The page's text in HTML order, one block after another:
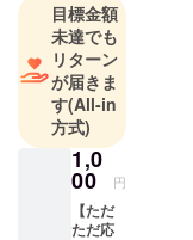
目標金額
未達でも
リターン
が届きま
す(All-in
方式)
1,0
00 円
【ただ
ただ応